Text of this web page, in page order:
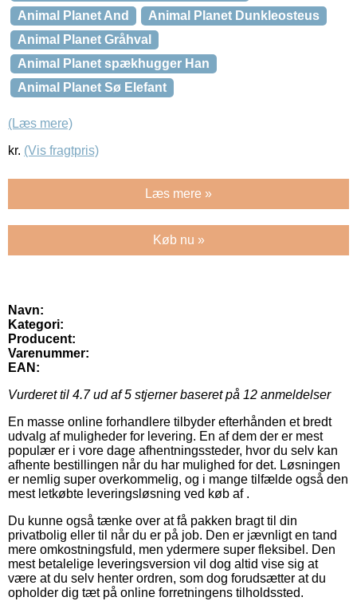
Animal Planet And
Animal Planet Dunkleosteus
Animal Planet Gråhval
Animal Planet spækhugger Han
Animal Planet Sø Elefant
(Læs mere)
kr. (Vis fragtpris)
Læs mere »
Køb nu »
Navn:
Kategori:
Producent:
Varenummer:
EAN:
Vurderet til 4.7ud af 5 stjerner baseret på 12 anmeldelser
En masse online forhandlere tilbyder efterhånden et bredt
udvalg af muligheder for levering. En af dem der er mest
populær er i vore dage afhentningssteder, hvor du selv kan
afhente bestillingen når du har mulighed for det. Løsningen
er nemlig super overkommelig, og i mange tilfælde også den
mest letkøbte leveringsløsning ved køb af .
Du kunne også tænke over at få pakken bragt til din
privatbolig eller til når du er på job. Den er jævnligt en tand
mere omkostningsfuld, men ydermere super fleksibel. Den
mest betalelige leveringsversion vil dog altid vise sig at
være at du selv henter ordren, som dog forudsætter at du
opholder dig tæt på online forretningens tilholdssted.